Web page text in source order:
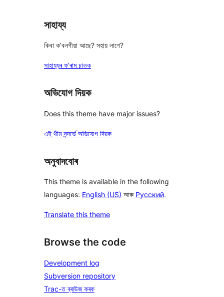
সাহায্য
কিবা ক’বলগীয়া আছে? সহায় লাগে?
সাহায্যৰ ফ’ৰাম চাওক
অভিযোগ দিয়ক
Does this theme have major issues?
এই থীম সন্দৰ্ভে অভিযোগ দিয়ক
অনুবাদবোৰ
This theme is available in the following
languages: English (US) আৰু Русский.
Translate this theme
Browse the code
Development log
Subversion repository
Trac-ত ব্ৰাউজ কৰক